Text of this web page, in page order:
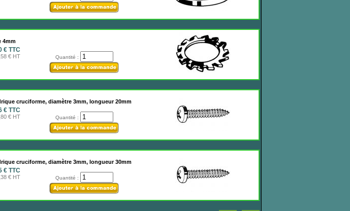
4mm
€ TTC
€ HT Quantité :
cruciforme, diamètre 3mm, longueur 20mm
€ TTC
€ HT Quantité :
cruciforme, diamètre 3mm, longueur 30mm
€ TTC
€ HT Quantité :